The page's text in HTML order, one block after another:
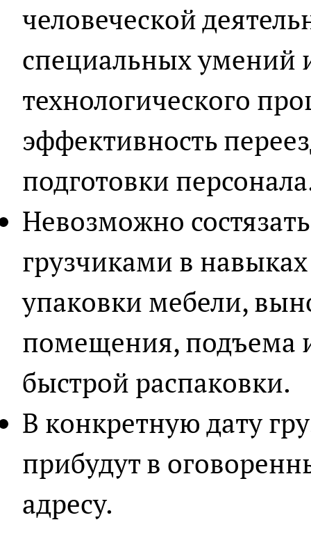
человеческой
специальных умений
технологического
эффективность
подготовки
Невозможно
грузчиками в
упаковки мебели,
помещения, подъема
быстрой распаковки.
В конкретную дату
прибудут в
адресу.